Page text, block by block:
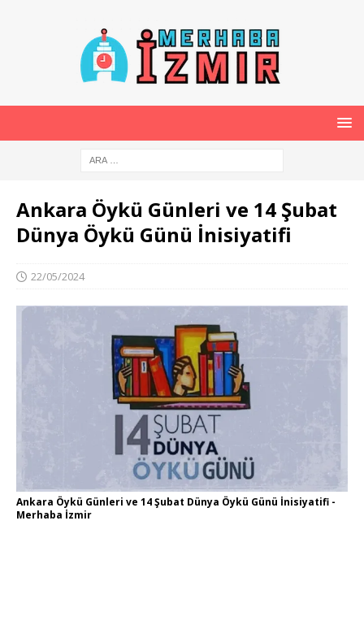
Ankara Öykü Günleri ve 14 Şubat
Dünya Öykü Günü İnisiyatifi
22/05/2024
Ankara Öykü Günleri ve 14 Şubat Dünya Öykü Günü İnisiyatifi -
Merhaba İzmir